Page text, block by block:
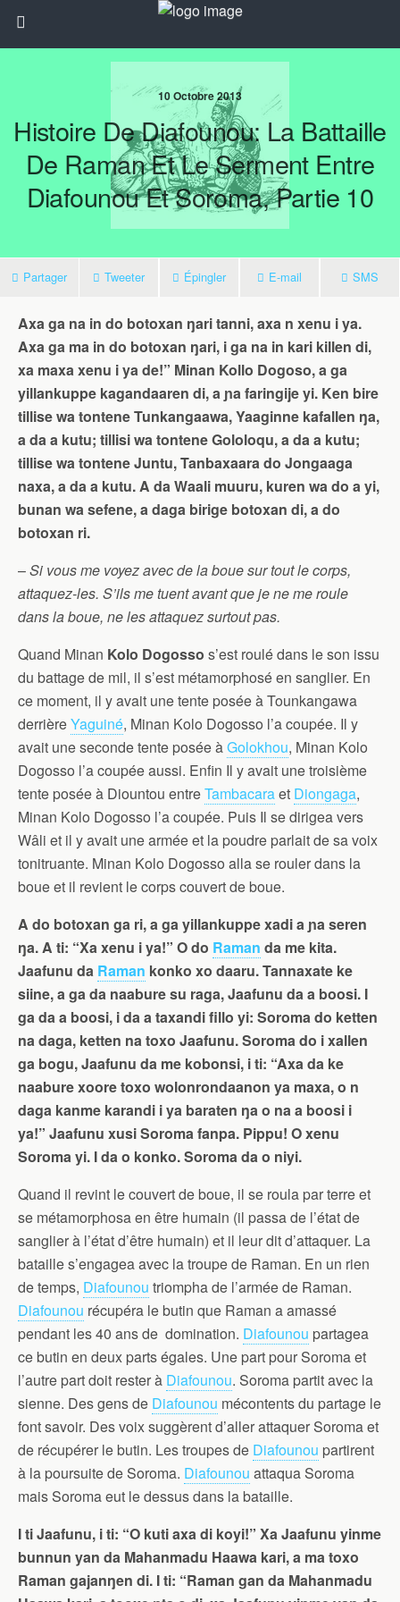
10 Octobre 2013
Histoire De Diafounou: La Battaille
De Raman Et Le Serment Entre
Diafounou Et Soroma, Partie 10
Partager Tweeter Épingler E-mail SMS
Axa ga na in do botoxan ŋari tanni, axa n xenu i ya.
Axa ga ma in do botoxan ŋari, i ga na in kari killen di,
xa maxa xenu i ya de!” Minan Kollo Dogoso, a ga
yillankuppe kagandaaren di, a ɲa faringije yi. Ken bire
tillise wa tontene Tunkangaawa, Yaaginne kafallen ŋa,
a da a kutu; tillisi wa tontene Gololoqu, a da a kutu;
tillise wa tontene Juntu, Tanbaxaara do Jongaaga
naxa, a da a kutu. A da Waali muuru, kuren wa do a yi,
bunan wa sefene, a daga birige botoxan di, a do
botoxan ri.
–Si vous me voyez avec de la boue sur tout le corps,
attaquez-les. S’ils me tuent avant que je ne me roule
dans la boue, ne les attaquez surtout pas.
Quand Minan Kolo Dogosso s’est roulé dans le son issu
du battage de mil, il s’est métamorphosé en sanglier. En
ce moment, il y avait une tente posée à Tounkangawa
derrièreYaguiné, Minan Kolo Dogosso l’a coupée. Il y
avait une seconde tente posée àGolokhou, Minan Kolo
Dogosso l’a coupée aussi. Enfin Il y avait une troisième
tente posée à Diountou entreTambacaraet Diongaga,
Minan Kolo Dogosso l’a coupée. Puis Il se dirigea vers
Wâli et il y avait une armée et la poudre parlait de sa voix
tonitruante. Minan Kolo Dogosso alla se rouler dans la
boue et il revient le corps couvert de boue.
A do botoxan ga ri, a ga yillankuppe xadi a ɲa seren
ŋa. A ti: “Xa xenu i ya!” O do Raman da me kita.
Jaafunu da Raman konko xo daaru. Tannaxate ke
siine, a ga da naabure su raga, Jaafunu da a boosi. I
ga da a boosi, i da a taxandi fillo yi: Soroma do ketten
na daga, ketten na toxo Jaafunu. Soroma do i xallen
ga bogu, Jaafunu da me kobonsi, i ti: “Axa da ke
naabure xoore toxo wolonrondaanon ya maxa, o n
daga kanme karandi i ya baraten ŋa o na a boosi i
ya!” Jaafunu xusi Soroma fanpa. Pippu! O xenu
Soroma yi. I da o konko. Soroma da o niyi.
Quand il revint le couvert de boue, il se roula par terre et
se métamorphosa en être humain (il passa de l’état de
sanglier à l’état d’être humain) et il leur dit d’attaquer. La
bataille s’engagea avec la troupe de Raman. En un rien
de temps, Diafounou triompha de l’armée de Raman.
Diafounou récupéra le butin que Raman a amassé
pendant les 40 ans de domination. Diafounou partagea
ce butin en deux parts égales. Une part pour Soroma et
l’autre part doit rester à Diafounou. Soroma partit avec la
sienne. Des gens de Diafounou mécontents du partage le
font savoir. Des voix suggèrent d’aller attaquer Soroma et
de récupérer le butin. Les troupes de Diafounou partirent
à la poursuite de Soroma. Diafounou attaqua Soroma
mais Soroma eut le dessus dans la bataille.
I ti Jaafunu, i ti: “O kuti axa di koyi!” Xa Jaafunu yinme
bunnun yan da Mahanmadu Haawa kari, a ma toxo
Raman gajanŋen di. I ti: “Raman gan da Mahanmadu